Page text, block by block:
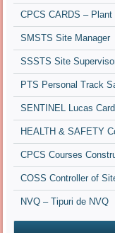
CPCS CARDS – Plant
SMSTS Site Manager
SSSTS Site
PTS Personal Track
SENTINEL Lucas Card
HEALTH & SAFETY
CPCS Courses
COSS Controller of
NVQ – Tipuri de NVQ